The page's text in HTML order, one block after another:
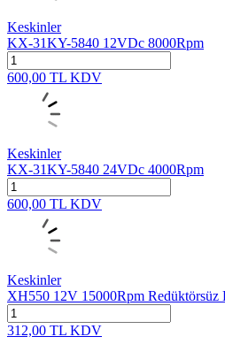
Keskinler
KX-31KY-5840 12VDc 8000Rpm
600,00 TL KDV
Keskinler
KX-31KY-5840 24VDc 4000Rpm
600,00 TL KDV
Keskinler
XH550 12V 15000Rpm Redüktörsüz
312,00 TL KDV